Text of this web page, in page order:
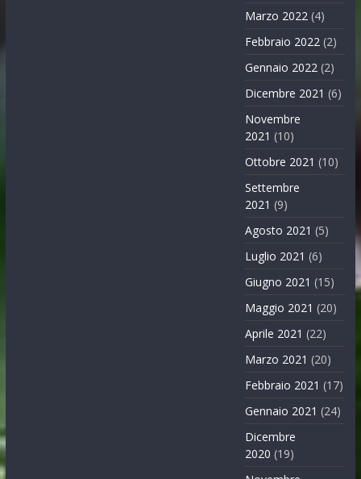
Marzo 2022 (4)
Febbraio 2022 (2)
Gennaio 2022 (2)
Dicembre 2021 (6)
Novembre
2021 (10)
Ottobre 2021 (10)
Settembre
2021 (9)
Agosto 2021 (5)
Luglio 2021 (6)
Giugno 2021 (15)
Maggio 2021 (20)
Aprile 2021 (22)
Marzo 2021 (20)
Febbraio 2021 (17)
Gennaio 2021 (24)
Dicembre
2020 (19)